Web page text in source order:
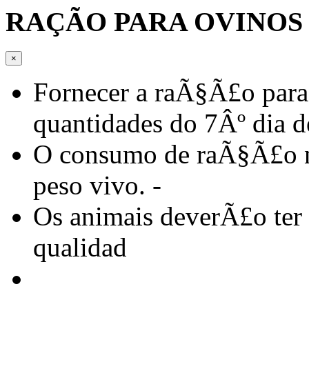
RAÇÃO PARA
×
Fornecer a raÃ§Ã£o
quantidades do 7Âº dia
O consumo de raÃ§Ã£o
peso vivo. -
Os animais deverÃ£o
qualidad